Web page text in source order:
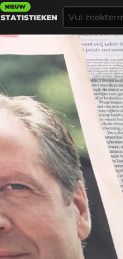
STATISTIEKEN
NIEUW